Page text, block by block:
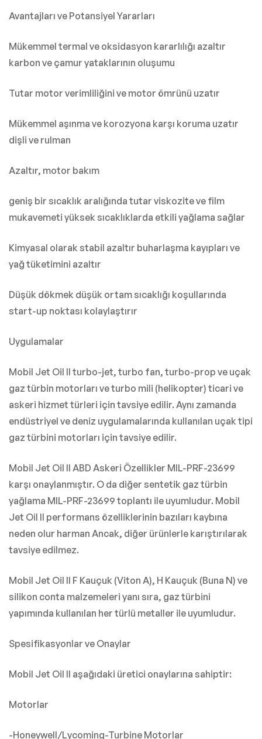
Avantajları ve Potansiyel Yararları
Mükemmel termal ve oksidasyon kararlılığı azaltır
karbon ve çamur yataklarının oluşumu
Tutar motor verimliliğini ve motor ömrünü uzatır
Mükemmel aşınma ve korozyona karşı koruma uzatır
dişli ve rulman
Azaltır, motor bakım
geniş bir sıcaklık aralığında tutar viskozite ve film
mukavemeti yüksek sıcaklıklarda etkili yağlama sağlar
Kimyasal olarak stabil azaltır buharlaşma kayıpları ve
yağ tüketimini azaltır
Düşük dökmek düşük ortam sıcaklığı koşullarında
start-up noktası kolaylaştırır
Uygulamalar
Mobil Jet Oil II turbo-jet, turbo fan, turbo-prop ve uçak
gaz türbin motorları ve turbo mili (helikopter) ticari ve
askeri hizmet türleri için tavsiye edilir. Aynı zamanda
endüstriyel ve deniz uygulamalarında kullanılan uçak tipi
gaz türbini motorları için tavsiye edilir.
Mobil Jet Oil II ABD Askeri Özellikler MIL-PRF-23699
karşı onaylanmıştır. O da diğer sentetik gaz türbin
yağlama MIL-PRF-23699 toplantı ile uyumludur. Mobil
Jet Oil II performans özelliklerinin bazıları kaybına
neden olur harman Ancak, diğer ürünlerle karıştırılarak
tavsiye edilmez.
Mobil Jet Oil II F Kauçuk (Viton A), H Kauçuk (Buna N) ve
silikon conta malzemeleri yanı sıra, gaz türbini
yapımında kullanılan her türlü metaller ile uyumludur.
Spesifikasyonlar ve Onaylar
Mobil Jet Oil II aşağıdaki üretici onaylarına sahiptir:
Motorlar
-Honeywell/Lycoming-Turbine Motorlar